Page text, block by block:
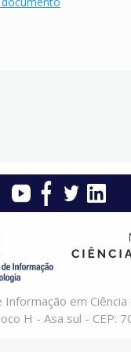
em
H - Asa sul - CEP: